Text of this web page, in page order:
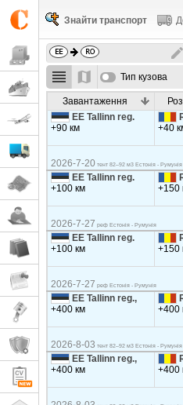
Знайти транспорт
Тип кузова
Завантаження
EE Tallinn reg.
+90 км
+40
2026-7-20 тент 82–92 м3 Естонія - Румунія
EE Tallinn reg.
+100 км
+150
2026-7-27 реф Естонія - Румунія
EE Tallinn reg.
+100 км
+150
2026-7-27 реф Естонія - Румунія
EE Tallinn reg.,
+400 км
+400
2026-8-03 тент 82–92 м3 Естонія - Румунія
EE Tallinn reg.,
+400 км
+400